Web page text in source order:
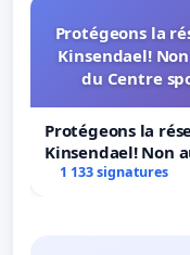
Protégeons la
Kinsendael!
du Centre
Protégeons la
Kinsendael! Non
Centre sportif Le
1 133 signatures